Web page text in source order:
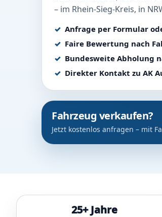
– im Rhein-Sieg-Kreis, in
Anfrage per Formular
Faire Bewertung nach
Bundesweite Abholung
Direkter Kontakt zu AK
Fahrzeug verkaufen?
Jetzt kostenlos anfragen – mit
25+ Jahre